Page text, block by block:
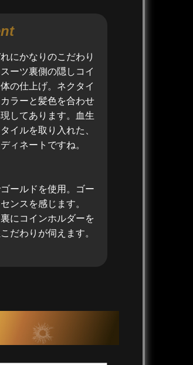
にかなりのこだわり
ーツ裏側の隠しコイ
の仕上げ。ネクタイ
ラーと髪色を合わせ
してあります。血生
イルを取り入れた、
ィネートですね。
ールドを使用。ゴー
ンスを感じます。
にコインホルダーを
だわりが伺えます。